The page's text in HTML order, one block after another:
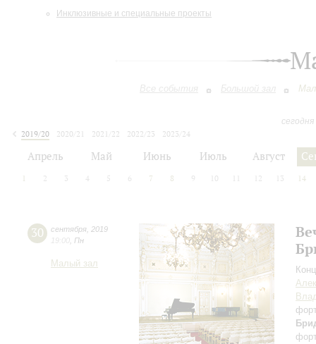
Инклюзивные и специальные проекты
Все события Большой зал
2019/20
2020/21 2021/22 2022/23
2023/24
Апрель Май Июнь Июль Август
1 2 3 4 5 6 7 8 9 10 12 13 14
30 сентября 2019
19:00 Пн
Малый зал